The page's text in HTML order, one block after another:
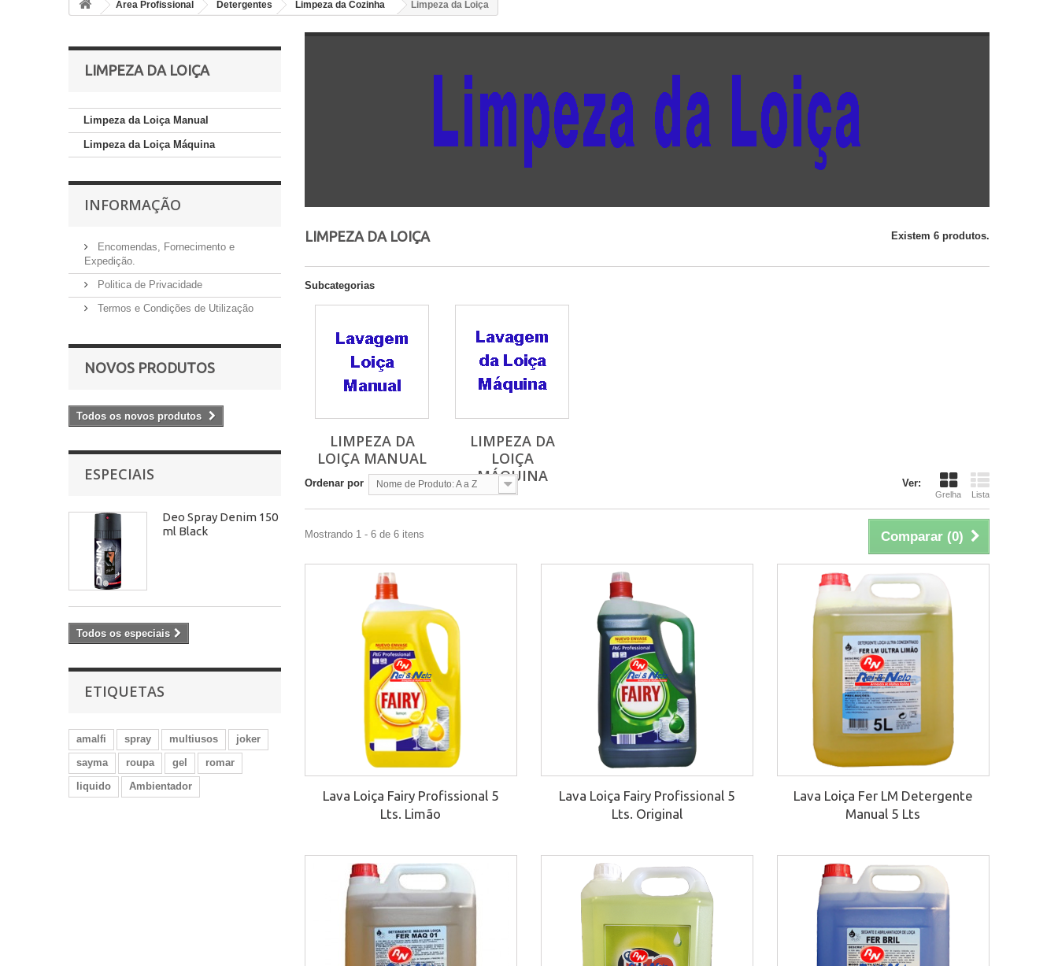
Área Profissional Detergentes Limpeza da Cozinha Limpeza da Loiça
LIMPEZA DA LOIÇA
Limpeza da Loiça Manual
Limpeza da Loiça Máquina
INFORMAÇÃO
Encomendas, Fornecimento e
Expedição.
Politica de Privacidade
Termos e Condições de Utilização
NOVOS PRODUTOS
Todos os novos produtos
ESPECIAIS
Deo Spray Denim 150
ml Black
Todos os especiais
ETIQUETAS
amalfi spray multiusos
joker
sayma
roupa gel
romar
liquido
Ambientador
LIMPEZA DA LOIÇA Existem 6 produtos.
Subcategorias
LIMPEZA DA
LOIÇA MANUAL
LIMPEZA DA
LOIÇA
MÁQUINA
Ver:
Grelha Lista
Ordenar por Nome de Produto: A a Z
Comparar (0)
Mostrando 1 - 6 de 6 itens
Lava Loiça Fairy Profissional 5
Lts. Limão
Lava Loiça Fairy Profissional 5
Lts. Original
Lava Loiça Fer LM Detergente
Manual 5 Lts